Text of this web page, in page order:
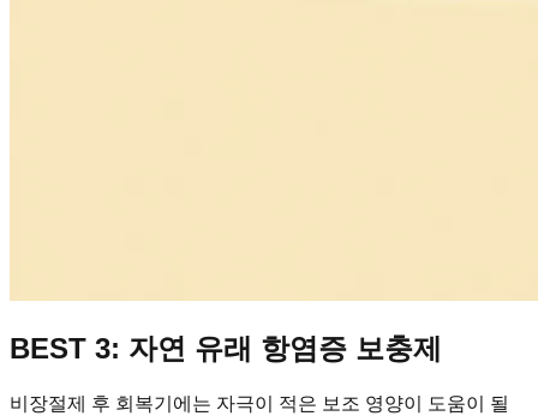
BEST 3: 자연 유래 항염증 보충제
비장절제 후 회복기에는 자극이 적은 보조 영양이 도움이 될